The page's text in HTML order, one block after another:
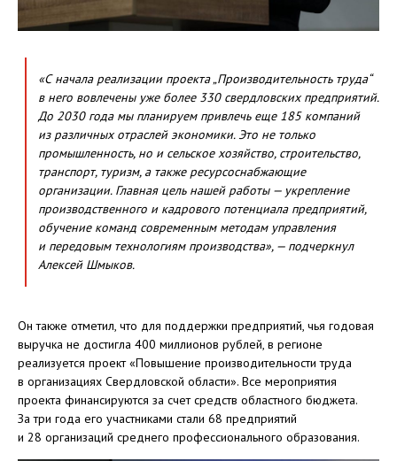
«С начала реализации проекта „Производительность труда“
в него вовлечены уже более 330 свердловских предприятий.
До 2030 года мы планируем привлечь еще 185 компаний
из различных отраслей экономики. Это не только
промышленность, но и сельское хозяйство, строительство,
транспорт, туризм, а также ресурсоснабжающие
организации. Главная цель нашей работы — укрепление
производственного и кадрового потенциала предприятий,
обучение команд современным методам управления
и передовым технологиям производства», — подчеркнул
Алексей Шмыков.
Он также отметил, что для поддержки предприятий, чья годовая
выручка не достигла 400 миллионов рублей, в регионе
реализуется проект «Повышение производительности труда
в организациях Свердловской области». Все мероприятия
проекта финансируются за счет средств областного бюджета.
За три года его участниками стали 68 предприятий
и 28 организаций среднего профессионального образования.